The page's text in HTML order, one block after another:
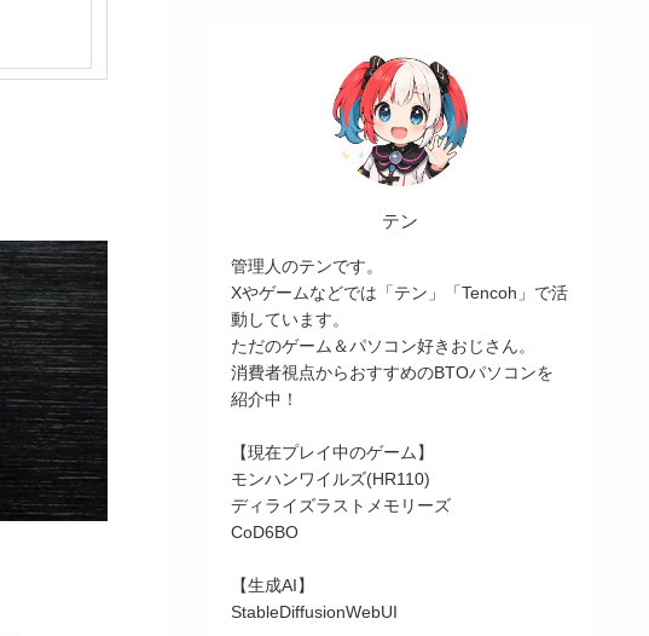
テン
管理人のテンです。
Xやゲームなどでは「テン」「Tencoh」で活
動しています。
ただのゲーム＆パソコン好きおじさん。
消費者視点からおすすめのBTOパソコンを
紹介中！
【現在プレイ中のゲーム】
モンハンワイルズ(HR110)
ディライズラストメモリーズ
CoD6BO
【生成AI】
StableDiffusionWebUI